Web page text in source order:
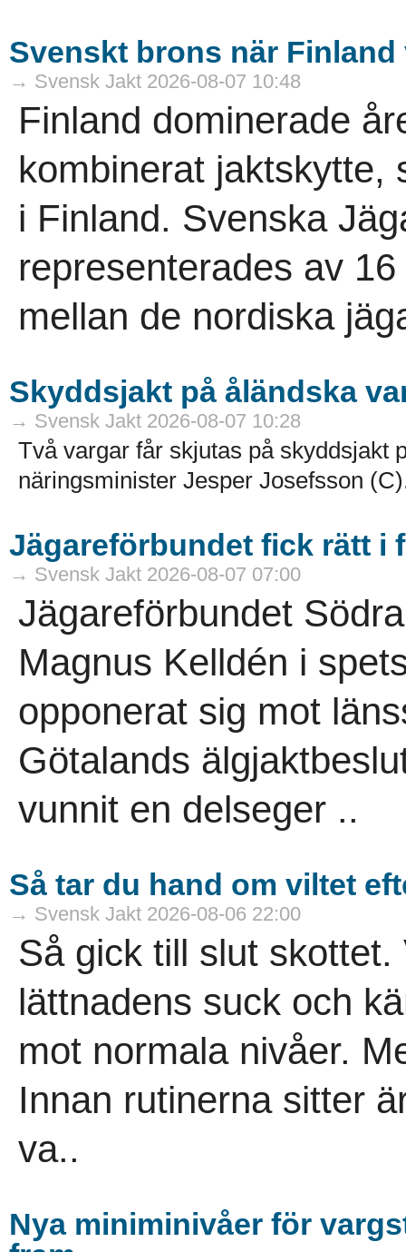
Svenskt brons när
→ Svensk Jakt 2026-08-07 10:48
Finland dominerade
kombinerat jaktskytte,
i Finland. Svenska
representerades av
mellan de nordiska
Skyddsjakt på åländska
→ Svensk Jakt 2026-08-07 10:28
Två vargar får skjutas på skyddsjakt
näringsminister Jesper Josefsson
Jägareförbundet fick rätt i
→ Svensk Jakt 2026-08-07 07:00
Jägareförbundet
Magnus Kelldén i
opponerat sig mot
Götalands
vunnit en delseger ..
Så tar du hand om viltet
→ Svensk Jakt 2026-08-06 22:00
Så gick till slut
lättnadens suck och
mot normala nivåer.
Innan rutinerna sitter
va..
Nya miniminivåer för